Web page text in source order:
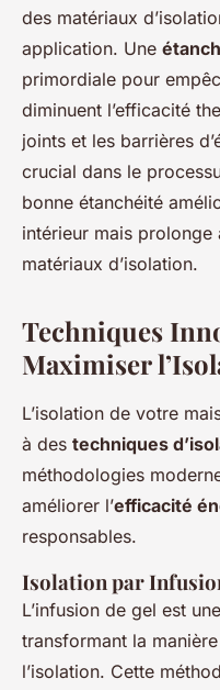
des matériaux
application. Une
primordiale pour
diminuent l’efficacité
joints et les barrières
crucial dans le
bonne étanchéité
intérieur mais prolonge
matériaux d’isolation.
Techniques
Maximiser
L’isolation de votre
à des techniques
méthodologies
améliorer l’efficacité
responsables.
Isolation par
L’infusion de gel est
transformant la
l’isolation. Cette